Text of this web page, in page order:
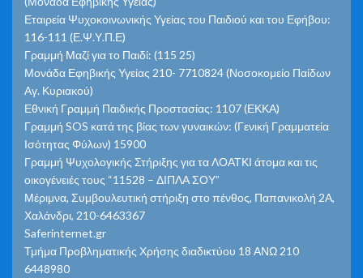
Εταιρεία Ψυχοκοινωνικής Υγείας του Παιδιού και του Εφήβου:
116-111 (Ε.Ψ.Υ.Π.Ε)
Γραμμή Μαζί για το Παιδί: (115 25)
Μονάδα Εφηβικής Υγείας 210- 7710824 (Νοσοκομείο Παίδων
Αγ. Κυριακού)
Εθνική Γραμμή Παιδικής Προστασίας: 1107 (ΕΚΚΑ)
Γραμμή SOS κατά της βίας των γυναικών: (Γενική Γραμματεία
Ισότητας Φύλων) 15900
Γραμμή Ψυχολογικής Στήριξης για τα ΛΟΑΤΚΙ άτομα και τις
οικογένειές τους “11528 – ΔΙΠΛΑ ΣΟΥ”
Μέριμνα, Συμβουλευτική στήριξη στο πένθος, Παπανικολή 2Α,
Χαλάνδρι, 210-6463367
Saferinternet.gr
Τμήμα Προβληματικής Χρήσης διαδικτύου 18 ΑΝΩ 210
6448980